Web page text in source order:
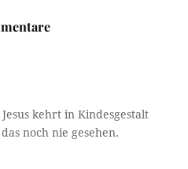
kehrt in Kindesgestalt
noch nie gesehen.